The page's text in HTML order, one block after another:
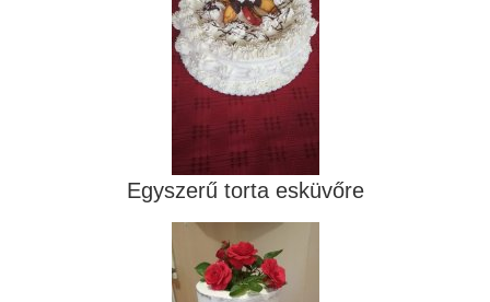
Egyszerű torta esküvőre